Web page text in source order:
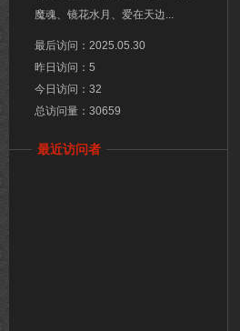
魔魂、镜花水月、爱在天边...
最后访问：2025.05.30
昨日访问：5
今日访问：32
总访问量：30659
最近访问者